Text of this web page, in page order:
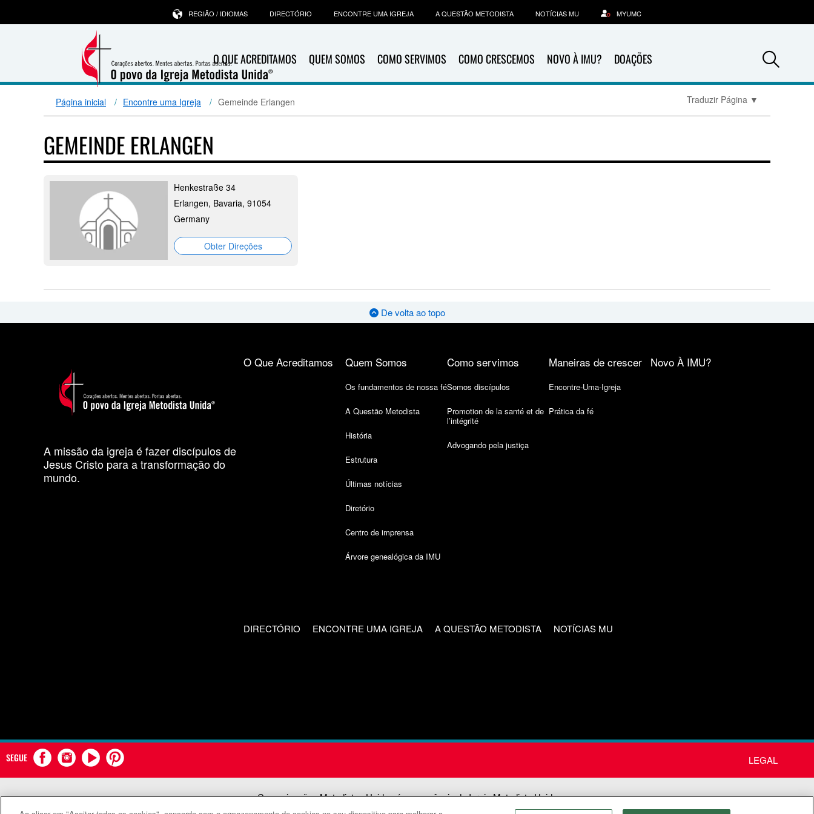
O QUE ACREDITAMOS QUEM SOMOS COMO SERVIMOS COMO CRESCEMOS NOVO À IMU? DOAÇÕES
REGIÃO / IDIOMAS DIRECTÓRIO ENCONTRE UMA IGREJA A QUESTÃO METODISTA NOTÍCIAS MU MYUMC
Página inicial Encontre uma Igreja Gemeinde Erlangen Traduzir Página ▼
GEMEINDE ERLANGEN
Henkestraße 34
Erlangen, Bavaria, 91054
Germany
Obter Direções
De volta ao topo
A missão da igreja é fazer discípulos de
Jesus Cristo para a transformação do
mundo.
O Que Acreditamos Quem Somos
Os fundamentos de nossa fé
A Questão Metodista
História
Estrutura
Últimas notícias
Diretório
Centro de imprensa
Árvore genealógica da IMU
Como servimos
Somos discípulos
Promotion de la santé et de
l’intégrité
Advogando pela justiça
Maneiras de crescer
Encontre-Uma-Igreja
Prática da fé
Novo À IMU?
DIRECTÓRIO ENCONTRE UMA IGREJA A QUESTÃO METODISTA NOTÍCIAS MU
SEGUE LEGAL
Comunicações Metodistas Unidas é uma agência da Igreja Metodista Unida